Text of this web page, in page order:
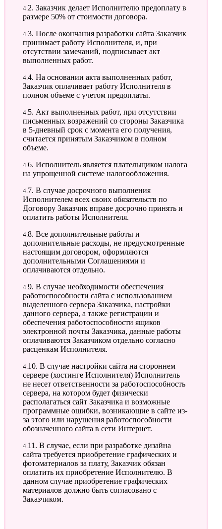
4.2. Заказчик делает Исполнителю предоплату в
размере 50% от стоимости договора.
4.3. После окончания разработки сайта Заказчик
принимает работу Исполнителя, и, при
отсутствии замечаний, подписывает акт
выполненных работ.
4.4. На основании акта выполненных работ,
Заказчик оплачивает работу Исполнителя в
полном объеме с учетом предоплаты.
4.5. Акт выполненных работ, при отсутствии
письменных возражений со стороны Заказчика
в 5-дневный срок с момента его получения,
считается принятым Заказчиком в полном
объеме.
4.6. Исполнитель является плательщиком налога
на упрощенной системе налогообложения.
4.7. В случае досрочного выполнения
Исполнителем всех своих обязательств по
Договору Заказчик вправе досрочно принять и
оплатить работы Исполнителя.
4.8. Все дополнительные работы и
дополнительные расходы, не предусмотренные
настоящим договором, оформляются
дополнительными Соглашениями и
оплачиваются отдельно.
4.9. В случае необходимости обеспечения
работоспособности сайта с использованием
выделенного сервера Заказчика, настройки
данного сервера, а также регистрации и
обеспечения работоспособности ящиков
электронной почты Заказчика, данные работы
оплачиваются Заказчиком отдельно согласно
расценкам Исполнителя.
4.10. В случае настройки сайта на стороннем
сервере (хостинге Исполнителя) Исполнитель
не несет ответственности за работоспособность
сервера, на котором будет физически
располагаться сайт Заказчика и возможные
программные ошибки, возникающие в сайте из-
за этого или нарушения работоспособности
обозначенного сайта в сети Интернет.
4.11. В случае, если при разработке дизайна
сайта требуется приобретение графических и
фотоматериалов за плату, Заказчик обязан
оплатить их приобретение Исполнителю. В
данном случае приобретение графических
материалов должно быть согласовано с
Заказчиком.